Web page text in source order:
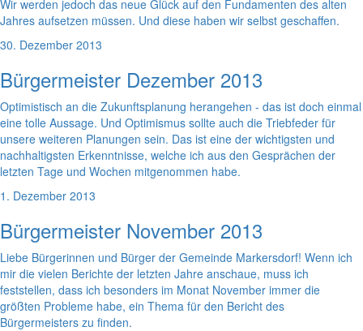
Wir werden jedoch das neue Glück auf den Fundamenten des alten
Jahres aufsetzen müssen. Und diese haben wir selbst geschaffen.
30. Dezember 2013
Bürgermeister Dezember 2013
Optimistisch an die Zukunftsplanung herangehen - das ist doch einmal
eine tolle Aussage. Und Optimismus sollte auch die Triebfeder für
unsere weiteren Planungen sein. Das ist eine der wichtigsten und
nachhaltigsten Erkenntnisse, welche ich aus den Gesprächen der
letzten Tage und Wochen mitgenommen habe.
1. Dezember 2013
Bürgermeister November 2013
Liebe Bürgerinnen und Bürger der Gemeinde Markersdorf! Wenn ich
mir die vielen Berichte der letzten Jahre anschaue, muss ich
feststellen, dass ich besonders im Monat November immer die
größten Probleme habe, ein Thema für den Bericht des
Bürgermeisters zu finden.